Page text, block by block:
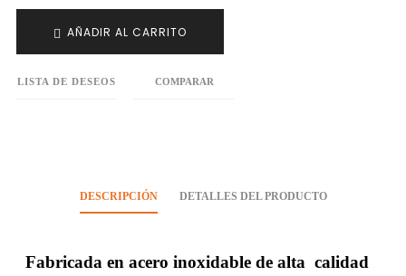
AÑADIR AL CARRITO
LISTA DE DESEOS COMPARAR
DESCRIPCIÓN DETALLES DEL PRODUCTO
Fabricada en acero inoxidable de alta calidad